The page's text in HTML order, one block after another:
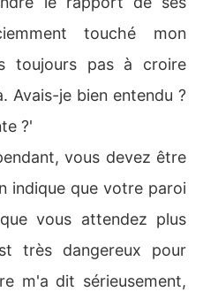
comme un couteau qui me
quand même acquiescé.
pas non plus d'avoir quoi
l'avenir. Je veux juste vivre
la chambre est retombée d
sur mon ventre et dit à
désolée, maman ne peut pa
! Mais je te le promets, je f
l'amour d'une mère et
enfants, je ne le ferai jam
ne sont qu'à moi. Je vais le
touché mon
toujours pas à croire
Avais-je bien entendu ?
?'
vous devez être
indique que votre paroi
vous attendez plus
très dangereux pour
m'a dit sérieusement,